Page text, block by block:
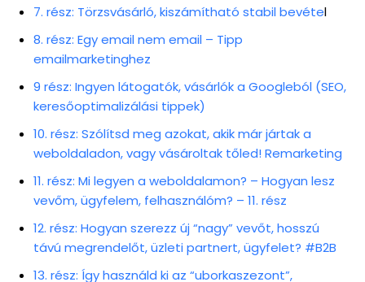
7. rész: Törzsvásárló, kiszámítható stabil bevétel
8. rész: Egy email nem email – Tipp
emailmarketinghez
9 rész: Ingyen látogatók, vásárlók a Googleból (SEO,
keresőoptimalizálási tippek)
10. rész: Szólítsd meg azokat, akik már jártak a
weboldaladon, vagy vásároltak tőled! Remarketing
11. rész: Mi legyen a weboldalamon? – Hogyan lesz
vevőm, ügyfelem, felhasználóm? – 11. rész
12. rész: Hogyan szerezz új “nagy” vevőt, hosszú
távú megrendelőt, üzleti partnert, ügyfelet? #B2B
13. rész: Így használd ki az “uborkaszezont”,